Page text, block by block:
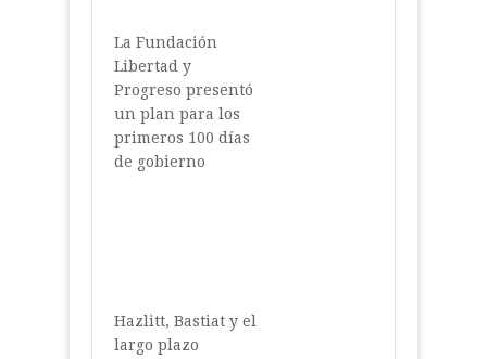
La Fundación
Libertad y
Progreso presentó
un plan para los
primeros 100 días
de gobierno
Hazlitt, Bastiat y el
largo plazo